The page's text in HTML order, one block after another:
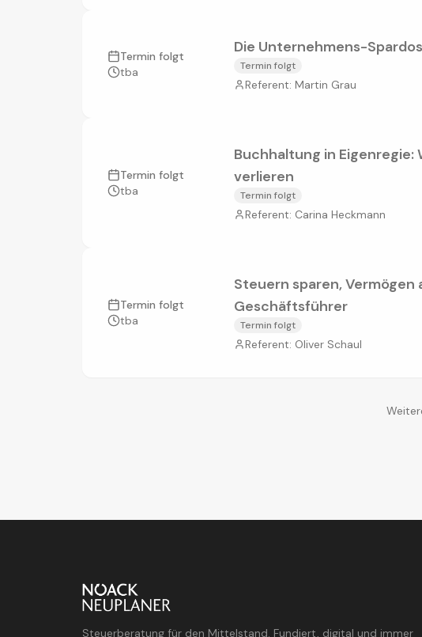
Termin folgt
tba
Die Unternehmens-
Termin folgt
Referent: Martin Grau
Termin folgt
tba
Buchhaltung in
verlieren
Termin folgt
Referent: Carina Heckmann
Termin folgt
tba
Steuern sparen,
Geschäftsführer
Termin folgt
Referent: Oliver Schaul
Steuerberatung für den Mittelstand. Fundiert, digital und immer